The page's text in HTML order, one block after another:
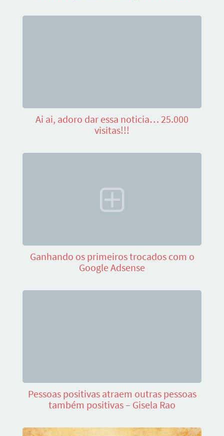
Ai ai, adoro dar essa noticia… 25.000
visitas!!!
Ganhando os primeiros trocados com o
Google Adsense
Pessoas positivas atraem outras pessoas
também positivas – Gisela Rao